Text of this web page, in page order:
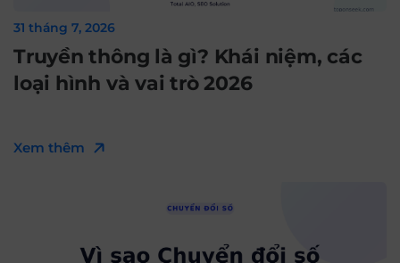
31 tháng 7, 2026
Truyền thông là gì? Khái niệm, các
loại hình và vai trò 2026
Xem thêm